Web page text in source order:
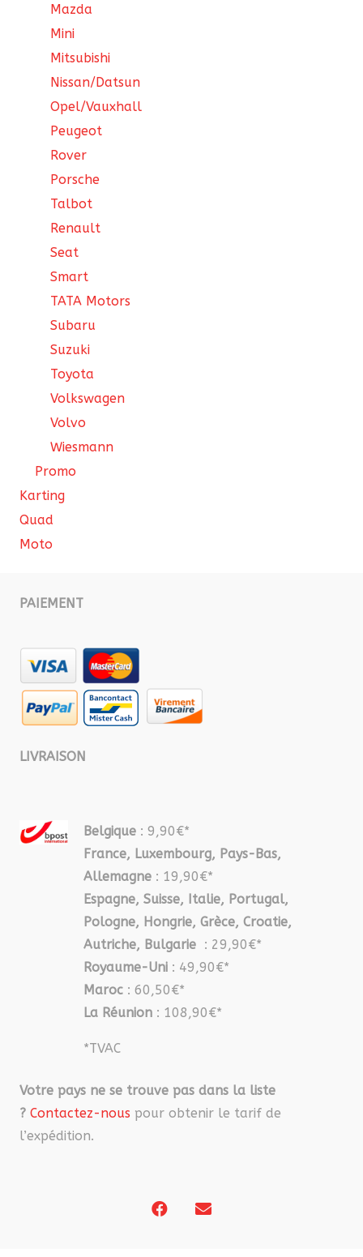
Mazda
Mini
Mitsubishi
Nissan/Datsun
Opel/Vauxhall
Peugeot
Rover
Porsche
Talbot
Renault
Seat
Smart
TATA Motors
Subaru
Suzuki
Toyota
Volkswagen
Volvo
Wiesmann
Promo
Karting
Quad
Moto
PAIEMENT
LIVRAISON
Belgique : 9,90€*
France, Luxembourg, Pays-Bas,
Allemagne : 19,90€*
Espagne, Suisse, Italie, Portugal,
Pologne, Hongrie, Grèce, Croatie,
Autriche, Bulgarie : 29,90€*
Royaume-Uni : 49,90€*
Maroc : 60,50€*
La Réunion : 108,90€*
*TVAC
Votre pays ne se trouve pas dans la liste
? Contactez-nous pour obtenir le tarif de
l’expédition.